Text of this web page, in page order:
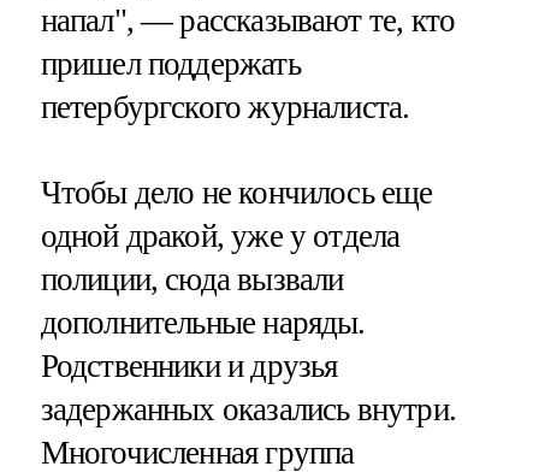
напал", — рассказывают те, кто
пришел поддержать
петербургского журналиста.
Чтобы дело не кончилось еще
одной дракой, уже у отдела
полиции, сюда вызвали
дополнительные наряды.
Родственники и друзья
задержанных оказались внутри.
Многочисленная группа